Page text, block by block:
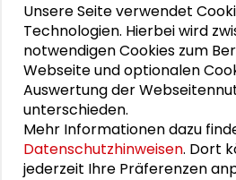
PERSONEN IM KONTEXT
Hanno Benz
Tanja Brühl
Alexander Gemeinhardt
Unsere Seite verwendet
Technologien. Hierbei wird
notwendigen Cookies zum
Webseite und optionalen
Auswertung der
unterschieden.
Mehr Informationen dazu
Datenschutzhinweisen. Dort
jederzeit Ihre Präferenzen